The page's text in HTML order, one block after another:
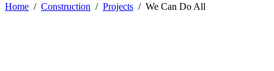
Home / Construction / Projects / We Can Do All